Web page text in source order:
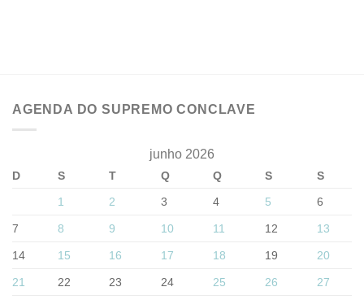
AGENDA DO SUPREMO CONCLAVE
junho 2026
D S T Q Q S
S
1
2 3 4 5 6
7 8 9 10 11 12 13
14 15 16 17 18 19 20
21 22 23 24 25 26 27